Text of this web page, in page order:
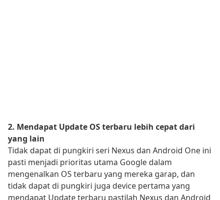
2. Mendapat Update OS terbaru lebih cepat dari
yang lain
Tidak dapat di pungkiri seri Nexus dan Android One ini
pasti menjadi prioritas utama Google dalam
mengenalkan OS terbaru yang mereka garap, dan
tidak dapat di pungkiri juga device pertama yang
mendapat Update terbaru pastilah Nexus dan Android